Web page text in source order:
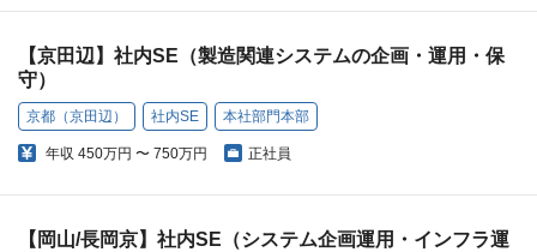
【京田辺】社内SE（製造関連システムの企画・運用・保
守）
京都（京田辺） 社内SE 本社部門本部
年収 450万円 〜 750万円 正社員
【岡山/長岡京】社内SE（システム企画運用・インフラ運